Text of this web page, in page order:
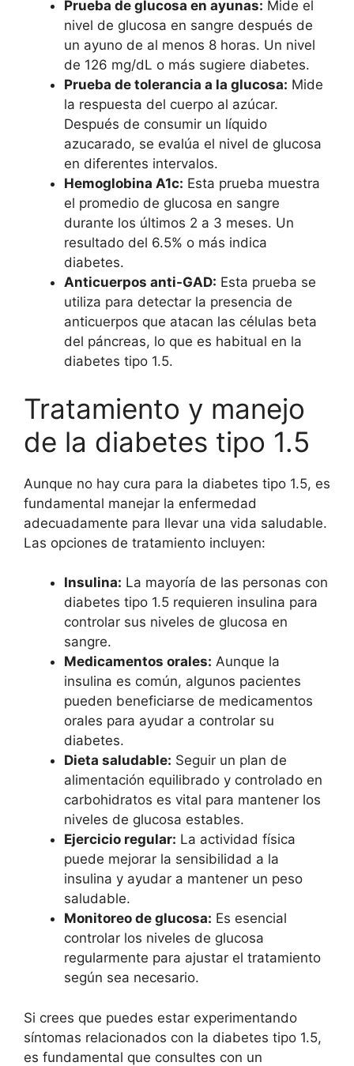
Prueba de glucosa en ayunas: Mide el
nivel de glucosa en sangre después de
un ayuno de al menos 8 horas. Un nivel
de 126 mg/dL o más sugiere diabetes.
Prueba de tolerancia a la glucosa: Mide
la respuesta del cuerpo al azúcar.
Después de consumir un líquido
azucarado, se evalúa el nivel de glucosa
en diferentes intervalos.
Hemoglobina A1c: Esta prueba muestra
el promedio de glucosa en sangre
durante los últimos 2 a 3 meses. Un
resultado del 6.5% o más indica
diabetes.
Anticuerpos anti-GAD: Esta prueba se
utiliza para detectar la presencia de
anticuerpos que atacan las células beta
del páncreas, lo que es habitual en la
diabetes tipo 1.5.
Tratamiento y manejo
de la diabetes tipo 1.5
Aunque no hay cura para la diabetes tipo 1.5, es
fundamental manejar la enfermedad
adecuadamente para llevar una vida saludable.
Las opciones de tratamiento incluyen:
Insulina: La mayoría de las personas con
diabetes tipo 1.5 requieren insulina para
controlar sus niveles de glucosa en
sangre.
Medicamentos orales: Aunque la
insulina es común, algunos pacientes
pueden beneficiarse de medicamentos
orales para ayudar a controlar su
diabetes.
Dieta saludable: Seguir un plan de
alimentación equilibrado y controlado en
carbohidratos es vital para mantener los
niveles de glucosa estables.
Ejercicio regular: La actividad física
puede mejorar la sensibilidad a la
insulina y ayudar a mantener un peso
saludable.
Monitoreo de glucosa: Es esencial
controlar los niveles de glucosa
regularmente para ajustar el tratamiento
según sea necesario.
Si crees que puedes estar experimentando
síntomas relacionados con la diabetes tipo 1.5,
es fundamental que consultes con un